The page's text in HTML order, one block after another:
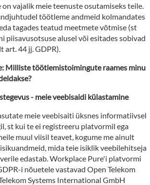
on vajalik meie teenuste osutamiseks teile.
töötleme andmeid kolmandates
tagades teatud meetmete võtmise (st
piisavusotsuse alusel või esitades sobivad
art. 44 jj. GDPR).
Milliste töötlemistoimingute raames minu
- meie veebisaidi külastamine
meie veebisaiti üksnes informatiivsel
st kui te ei registreeru platvormil ega
muul viisil teavet, kogume me ainult
mida teie isiklik veebilehitseja
edastab. Workplace Pure'i platvormi
i nõuetele vastavad Open Telekom
Systems International GmbH